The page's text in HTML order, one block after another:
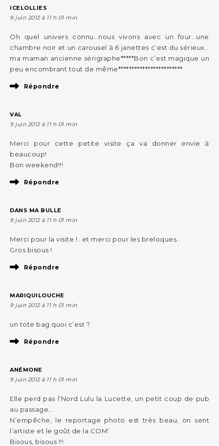
ICELOLLIES
9 juin 2012 à 11 h 01 min
Oh quel univers connu…nous vivons avec un four…une
chambre noir et un carousel à 6 janettes c’est du sérieux…
ma maman ancienne sérigraphe*****Bon c’est magique un
peu encombrant tout de même************************
Répondre
VAL
9 juin 2012 à 11 h 01 min
Merci pour cette petite visite ça va donner envie à
beaucoup!
Bon weekend!!!
Répondre
DANS MA BULLE
9 juin 2012 à 11 h 01 min
Merci pour la visite !…et merci pour les breloques…
Gros bisous !
Répondre
MARIQUILOUCHE
9 juin 2012 à 11 h 01 min
un tote bag quoi c’est ?
Répondre
ANÉMONE
9 juin 2012 à 11 h 01 min
Elle perd pas l’Nord Lulu la Lucette, un petit coup de pub
au passage…
N’empêche, le reportage photo est très beau, on sent
l’artiste et le goût de la COM’
Bisous, bisous !!!